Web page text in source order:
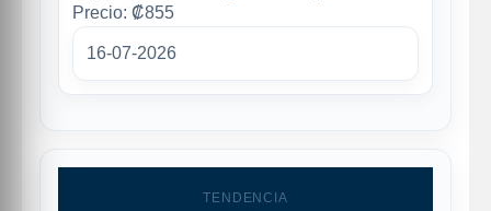
Precio: ₡855
16-07-2026
TENDENCIA